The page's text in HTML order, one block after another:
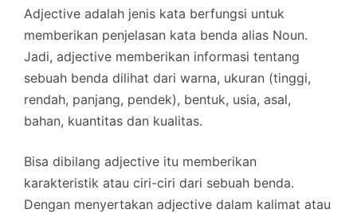
Adjective adalah jenis kata berfungsi untuk
memberikan penjelasan kata benda alias Noun.
Jadi, adjective memberikan informasi tentang
sebuah benda dilihat dari warna, ukuran (tinggi,
rendah, panjang, pendek), bentuk, usia, asal,
bahan, kuantitas dan kualitas.
Bisa dibilang adjective itu memberikan
karakteristik atau ciri-ciri dari sebuah benda.
Dengan menyertakan adjective dalam kalimat atau